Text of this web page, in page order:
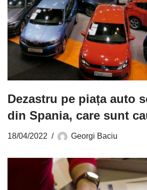
Dezastru pe piața auto
din Spania, care sunt
18/04/2022 Georgi Baciu